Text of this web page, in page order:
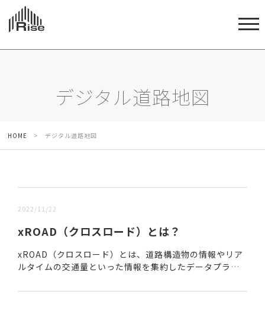
デジタル道路地図
HOME > デジタル道路地図
2022/11/22
xROAD（クロスロード）とは？
xROAD（クロスロード）とは、道路構造物の情報やリア
ルタイムの交通量といった情報を集約したデータプラッ
さまざまなデータを紐付けることが可能だ。※デー...